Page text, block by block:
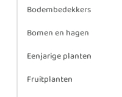
Bodembedekkers
Bomen en hagen
Eenjarige planten
Fruitplanten